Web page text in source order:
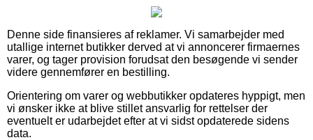
Denne side finansieres af reklamer. Vi samarbejder med
utallige internet butikker derved at vi annoncerer firmaernes
varer, og tager provision forudsat den besøgende vi sender
videre gennemfører en bestilling.
Orientering om varer og webbutikker opdateres hyppigt, men
vi ønsker ikke at blive stillet ansvarlig for rettelser der
eventuelt er udarbejdet efter at vi sidst opdaterede sidens
data.